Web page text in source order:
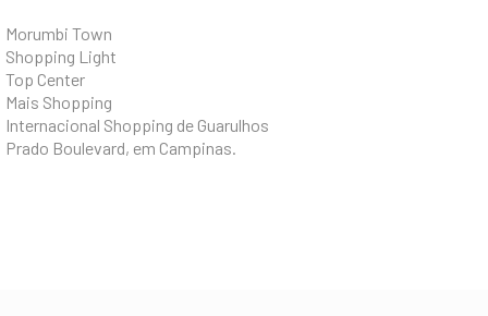
Morumbi Town
Shopping Light
Top Center
Mais Shopping
Internacional Shopping de Guarulhos
Prado Boulevard, em Campinas.